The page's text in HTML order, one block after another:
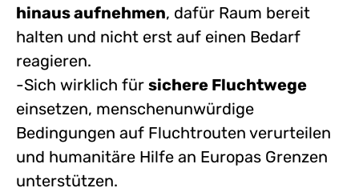
hinaus aufnehmen, dafür Raum bereit
halten und nicht erst auf einen Bedarf
reagieren.
-Sich wirklich für sichere Fluchtwege
einsetzen, menschenunwürdige
Bedingungen auf Fluchtrouten verurteilen
und humanitäre Hilfe an Europas Grenzen
unterstützen.